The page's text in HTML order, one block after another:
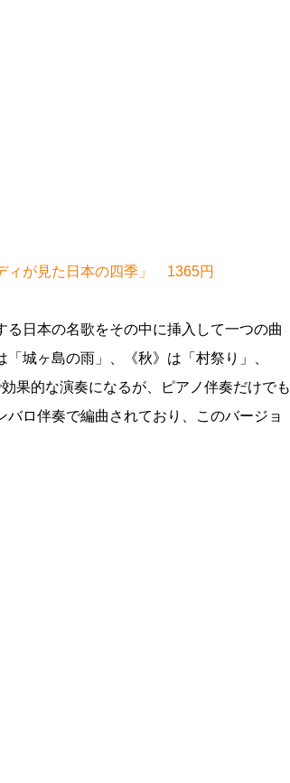
ィが見た日本の四季」 1365円
日本の名歌をその中に挿入して一つの曲
城ヶ島の雨」、《秋》は「村祭り」、
果的な演奏になるが、ピアノ伴奏だけでも
ロ伴奏で編曲されており、このバージョ